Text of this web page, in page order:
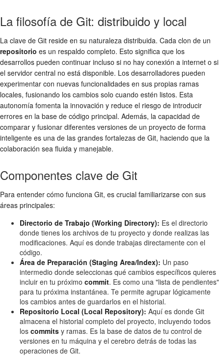
La filosofía de Git: distribuido y local
La clave de Git reside en su naturaleza distribuida. Cada clon de un
repositorio es un respaldo completo. Esto significa que los
desarrollos pueden continuar incluso si no hay conexión a internet o si
el servidor central no está disponible. Los desarrolladores pueden
experimentar con nuevas funcionalidades en sus propias ramas
locales, fusionando los cambios solo cuando estén listos. Esta
autonomía fomenta la innovación y reduce el riesgo de introducir
errores en la base de código principal. Además, la capacidad de
comparar y fusionar diferentes versiones de un proyecto de forma
inteligente es una de las grandes fortalezas de Git, haciendo que la
colaboración sea fluida y manejable.
Componentes clave de Git
Para entender cómo funciona Git, es crucial familiarizarse con sus
áreas principales:
Directorio de Trabajo (Working Directory): Es el directorio
donde tienes los archivos de tu proyecto y donde realizas las
modificaciones. Aquí es donde trabajas directamente con el
código.
Área de Preparación (Staging Area/Index): Un paso
intermedio donde seleccionas qué cambios específicos quieres
incluir en tu próximo commit. Es como una "lista de pendientes"
para tu próxima instantánea. Te permite agrupar lógicamente
los cambios antes de guardarlos en el historial.
Repositorio Local (Local Repository): Aquí es donde Git
almacena el historial completo del proyecto, incluyendo todos
los commits y ramas. Es la base de datos de tu control de
versiones en tu máquina y el cerebro detrás de todas las
operaciones de Git.